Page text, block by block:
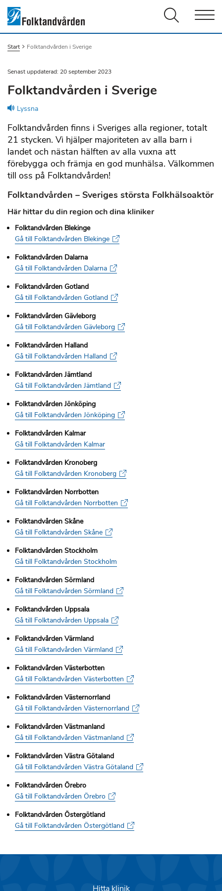
Start Du är här:
Folktandvården i Sverige
Senast uppdaterad: 20 september 2023
Folktandvården i Sverige
Lyssna
Folktandvården finns i Sveriges alla regioner, totalt
21 stycken. Vi hjälper majoriteten av alla barn i
landet och nästan hälften av alla vuxna att
förebygga och främja en god munhälsa. Välkommen
till oss på Folktandvården!
Folktandvården – Sveriges största Folkhälsoaktör
Här hittar du din region och dina kliniker
Folktandvården Blekinge
Gå till Folktandvården Blekinge
Folktandvården Dalarna
Gå till Folktandvården Dalarna
Folktandvården Gotland
Gå till Folktandvården Gotland
Folktandvården Gävleborg
Gå till Folktandvården Gävleborg
Folktandvården Halland
Gå till Folktandvården Halland
Folktandvården Jämtland
Gå till Folktandvården Jämtland
Folktandvården Jönköping
Gå till Folktandvården Jönköping
Folktandvården Kalmar
Gå till Folktandvården Kalmar
Folktandvården Kronoberg
Gå till Folktandvården Kronoberg
Folktandvården Norrbotten
Gå till Folktandvården Norrbotten
Folktandvården Skåne
Gå till Folktandvården Skåne
Folktandvården Stockholm
Gå till Folktandvården Stockholm
Folktandvården Sörmland
Gå till Folktandvården Sörmland
Folktandvården Uppsala
Gå till Folktandvården Uppsala
Folktandvården Värmland
Gå till Folktandvården Värmland
Folktandvården Västerbotten
Gå till Folktandvården Västerbotten
Folktandvården Västernorrland
Gå till Folktandvården Västernorrland
Folktandvården Västmanland
Gå till Folktandvården Västmanland
Folktandvården Västra Götaland
Gå till Folktandvården Västra Götaland
Folktandvården Örebro
Gå till Folktandvården Örebro
Folktandvården Östergötland
Gå till Folktandvården Östergötland
Hitta klinik